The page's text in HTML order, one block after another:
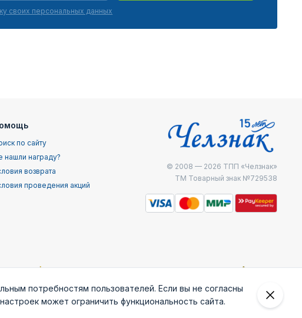
своих персональных данных
по сайту
нашли награду?
возврата
проведения акций
© 2008 — 2026 ТПП «Челзнак»
ТМ Товарный знак №729538
Служба внешней
Железнодоржные
Министерство
МЧС России
потребностям пользователей. Если вы не согласны
может ограничить функциональность сайта.